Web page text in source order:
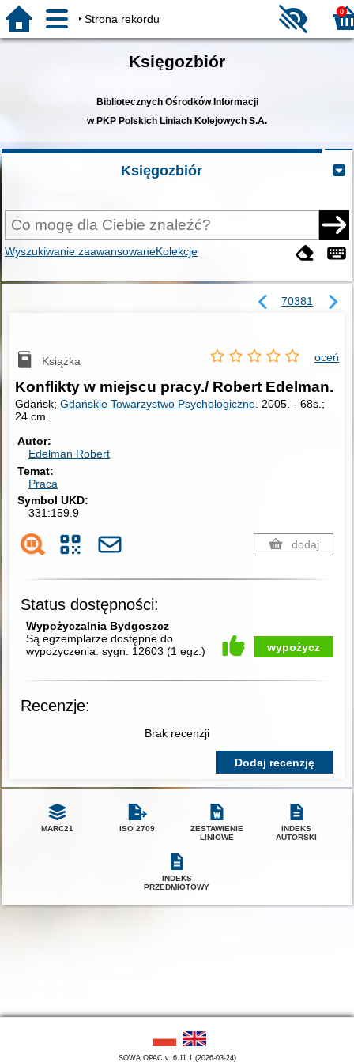
Strona rekordu
0
Księgozbiór
Bibliotecznych Ośrodków Informacji
w PKP Polskich Liniach Kolejowych S.A.
Księgozbiór
Wyszukiwanie zaawansowaneKolekcje
70381
Książka oceń
Konflikty w miejscu pracy./ Robert Edelman.
Gdańsk; Gdańskie Towarzystwo Psychologiczne. 2005. - 68s.;
24 cm.
Autor
Edelman Robert
Temat
Praca
Symbol UKD
331:159.9
dodaj
Status dostępności:
Wypożyczalnia Bydgoszcz
Są egzemplarze dostępne do
wypożyczenia:sygn. 12603(1 egz.) wypożycz
Recenzje:
Brak recenzji
Dodaj recenzję
MARC21 ISO 2709
ZESTAWIENIE
LINIOWE
INDEKS
AUTORSKI
INDEKS
PRZEDMIOTOWY
SOWA OPAC v. 6.11.1 (2026-03-24)